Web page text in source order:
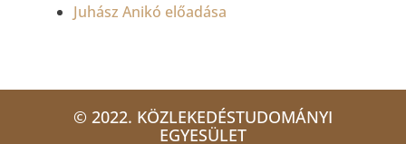
Juhász Anikó előadása
© 2022. KÖZLEKEDÉSTUDOMÁNYI
EGYESÜLET